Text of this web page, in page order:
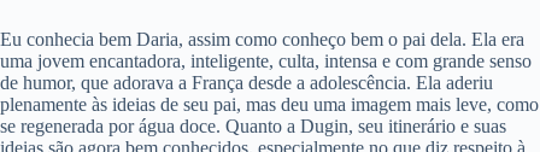
Eu conhecia bem Daria, assim como conheço bem o pai dela. Ela era
uma jovem encantadora, inteligente, culta, intensa e com grande senso
de humor, que adorava a França desde a adolescência. Ela aderiu
plenamente às ideias de seu pai, mas deu uma imagem mais leve, como
se regenerada por água doce. Quanto a Dugin, seu itinerário e suas
ideias são agora bem conhecidos, especialmente no que diz respeito à